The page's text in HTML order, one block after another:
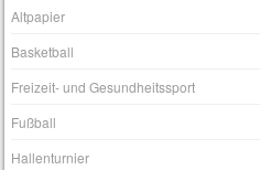
Altpapier
Basketball
Freizeit- und Gesundheitssport
Fußball
Hallenturnier